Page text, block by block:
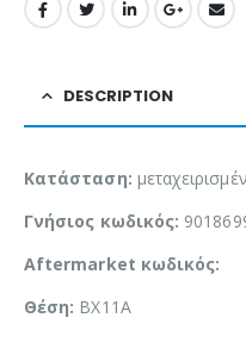
DESCRIPTION
Κατάσταση:
Γνήσιος κωδικός:
Aftermarket κωδικός:
Θέση: BX11A